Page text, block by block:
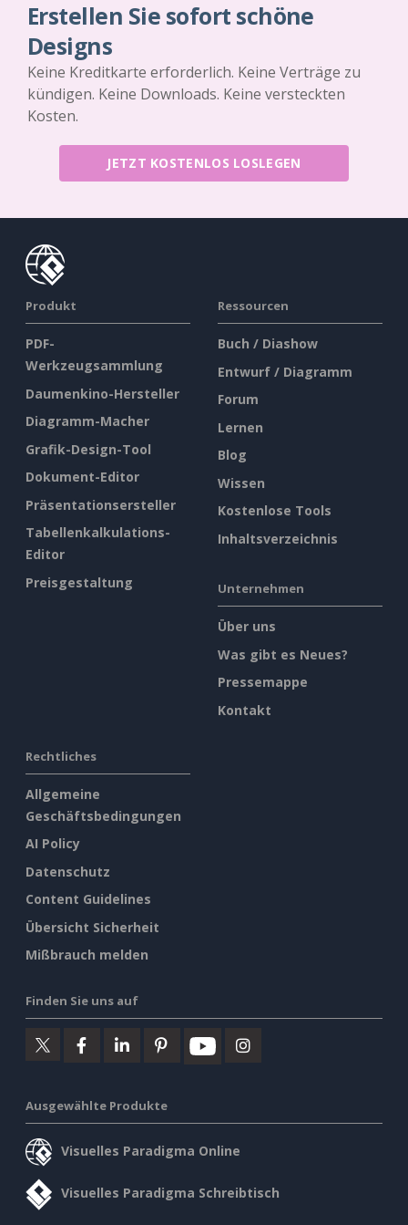
Erstellen Sie sofort schöne
Designs
Keine Kreditkarte erforderlich. Keine Verträge zu
kündigen. Keine Downloads. Keine versteckten
Kosten.
JETZT KOSTENLOS LOSLEGEN
Produkt
PDF-
Werkzeugsammlung
Daumenkino-Hersteller
Diagramm-Macher
Grafik-Design-Tool
Dokument-Editor
Präsentationsersteller
Tabellenkalkulations-
Editor
Preisgestaltung
Ressourcen
Buch / Diashow
Entwurf / Diagramm
Forum
Lernen
Blog
Wissen
Kostenlose Tools
Inhaltsverzeichnis
Unternehmen
Über uns
Was gibt es Neues?
Pressemappe
Kontakt
Rechtliches
Allgemeine
Geschäftsbedingungen
AI Policy
Datenschutz
Content Guidelines
Übersicht Sicherheit
Mißbrauch melden
Finden Sie uns auf
Ausgewählte Produkte
Visuelles Paradigma Online
Visuelles Paradigma Schreibtisch